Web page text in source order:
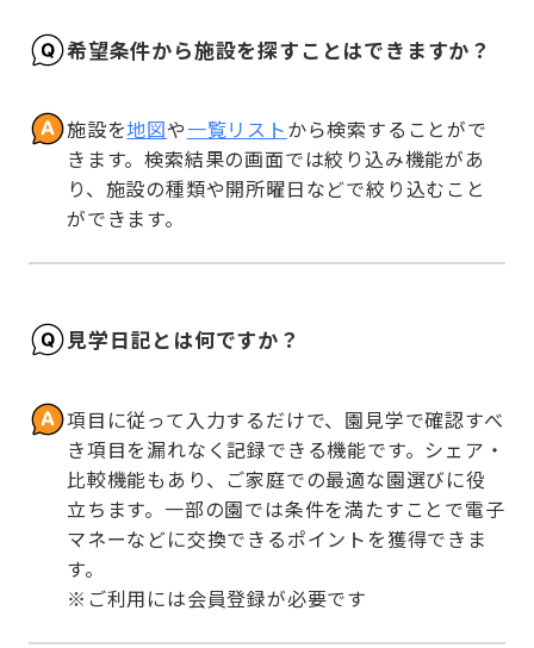
希望条件から施設を探すことはできますか？
施設を地図や一覧リストから検索することがで
きます。検索結果の画面では絞り込み機能があ
り、施設の種類や開所曜日などで絞り込むこと
ができます。
見学日記とは何ですか？
項目に従って入力するだけで、園見学で確認すべ
き項目を漏れなく記録できる機能です。シェア・
比較機能もあり、ご家庭での最適な園選びに役
立ちます。一部の園では条件を満たすことで電子
マネーなどに交換できるポイントを獲得できま
す。
※ご利用には会員登録が必要です